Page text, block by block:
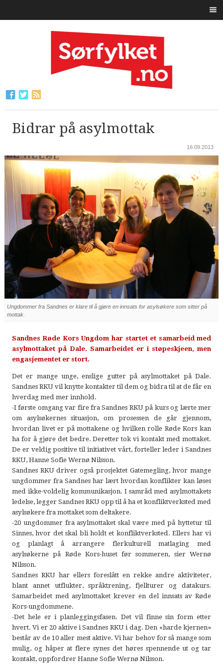
Bidrar på asylmottak
16.09.2013
Ungdommer fra Sandnes er klare til å gjøre en innsats for asylsøkere som sitter på
mottak.
Sandnes Røde Kors Ungdom har startet et samarbeid med
asylmottaket på Dale. Samarbeidet er i støpeskjeen, men
engasjementet er stort.
Det er mange unge, enslige gutter på asylmottaket på Dale.
Sandnes RKU vil knytte kontakter til dem og bidra til at de får en
hverdag med mer innhold.
-I første omgang var fire fra Sandnes RKU på kurs og lærte mer
om asylsøkernes situasjon, om prosessen de går gjennom,
hvordan livet er på mottakene og hvilken rolle Røde Kors kan
ha for å gjøre det bedre. Deretter tok vi kontakt med mottaket.
De er veldig positive til initiativet vårt, forteller leder i Sandnes
RKU, Hanne Sofie Wernø Nilsson.
Sandnes RKU driver også prosjektet Gatemegling, hvor mange
ungdommer fra Sandnes har lært hvordan konflikter kan løses
med ikke-voldelig kommunikasjon. I samråd med asylmottakets
ledelse, legger Sandnes RKU opp til å ha et konfliktverksted med
asylsøkere fra mottaket som deltakere.
-20 ungdommer fra asylmottaket skal være med på hyttetur til
Sinnes, hvor det skal bli holdt et konfliktverksted. Ellers har vi
og planlagt å arrangere flerkulturell matlaging med
asylsøkerne på Røde Kors-huset før sommeren, sier Wernø
Nilsson.
Sandnes RKU har ellers foreslått en rekke andre aktiviteter,
blant annet utflukter, språktrening, fjellturer og datakurs.
Samarbeidet med asylmottaket krever en del innsats av Røde
Kors-ungdommene.
-Det hele er i planleggingsfasen. Det vil finne sin form etter
hvert. Vi er 20 aktive i Sandnes RKU i dag. Den «harde kjernen»
består av de 10 aller mest aktive. Vi har behov for så mange som
mulig, og håper at flere synes det høres spennende ut og tar
kontakt, oppfordrer Hanne Sofie Wernø Nilsson.